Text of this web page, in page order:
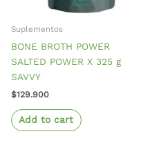
Suplementos
BONE BROTH POWER
SALTED POWER X 325 g
SAVVY
$129.900
Add to cart